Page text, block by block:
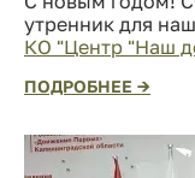
утренник для
КО "Центр "Наш
ПОДРОБНЕЕ →